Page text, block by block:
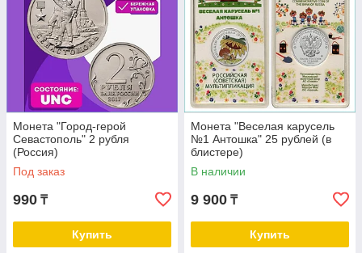
Монета "Город-герой
Севастополь" 2 рубля
(Россия)
Под заказ
990 ₸
Купить
Монета "Веселая карусель
№1 Антошка" 25 рублей (в
блистере)
В наличии
9 900 ₸
Купить